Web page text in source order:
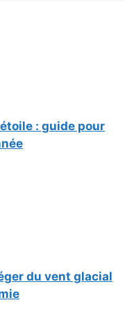
: guide pour
du vent glacial